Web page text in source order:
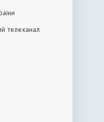
телеканал